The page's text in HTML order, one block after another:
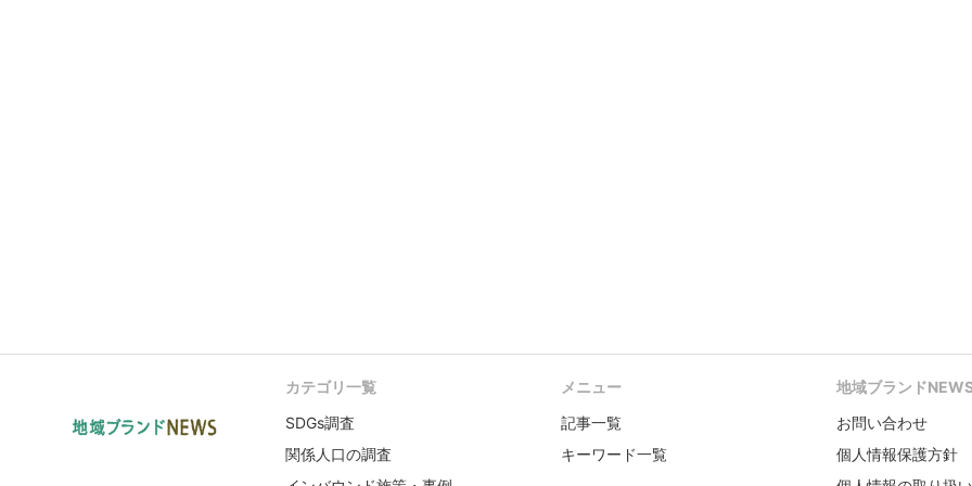
カテゴリ一覧
SDGs調査
関係人口の調査
メニュー
記事一覧
キーワード一覧
地域ブランド
お問い合わせ
個人情報保護方針